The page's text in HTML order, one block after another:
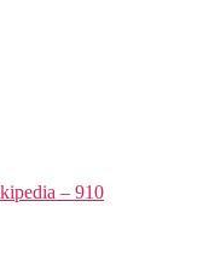
– 910